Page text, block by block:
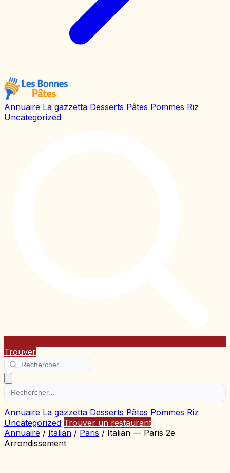
Annuaire La gazzetta Desserts Pâtes Pommes Riz
Uncategorized
Trouver
Annuaire La gazzetta Desserts Pâtes Pommes Riz
Uncategorized Trouver un restaurant
Annuaire / Italian / Paris / Italian — Paris 2e
Arrondissement